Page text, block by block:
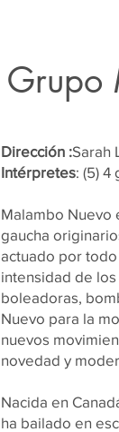
Grupo
Dirección :Sarah
Intérpretes: (5) 4
Malambo Nuevo
gaucha
actuado por
intensidad de
boleadoras,
Nuevo para la
nuevos
novedad y
Nacida en
ha bailado en